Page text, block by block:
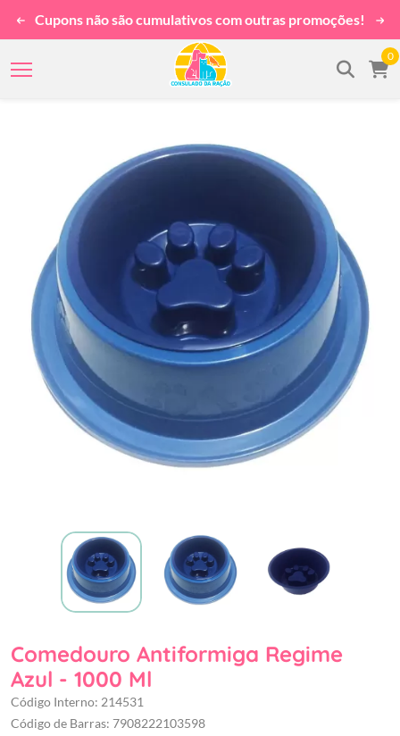
Cupons não são cumulativos com outras promoções!
0
Comedouro Antiformiga Regime
Azul - 1000 Ml
Código Interno: 214531
Código de Barras: 7908222103598